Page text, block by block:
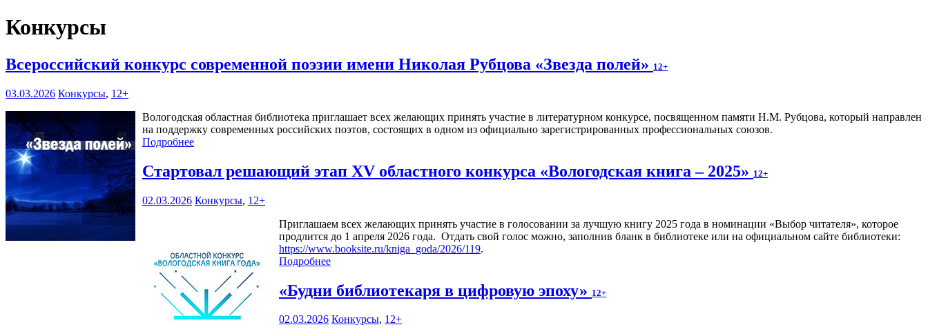
Конкурсы
Всероссийский конкурс современной поэзии имени Николая Рубцова «Звезда полей» 12+
03.03.2026 Конкурсы, 12+
Вологодская областная библиотека приглашает всех желающих принять участие в литературном конкурсе, посвященном памяти Н.М. Рубцова, который направлен
на поддержку современных российских поэтов, состоящих в одном из официально зарегистрированных профессиональных союзов.
Подробнее
Стартовал решающий этап XV областного конкурса «Вологодская книга – 2025» 12+
02.03.2026 Конкурсы, 12+
Приглашаем всех желающих принять участие в голосовании за лучшую книгу 2025 года в номинации «Выбор читателя», которое
продлится до 1 апреля 2026 года. Отдать свой голос можно, заполнив бланк в библиотеке или на официальном сайте библиотеки:
https://www.booksite.ru/kniga_goda/2026/119.
Подробнее
«Будни библиотекаря в цифровую эпоху» 12+
02.03.2026 Конкурсы, 12+